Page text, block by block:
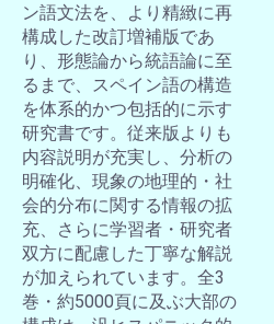
ン語文法を、より精緻に再
構成した改訂増補版であ
り、形態論から統語論に至
るまで、スペイン語の構造
を体系的かつ包括的に示す
研究書です。従来版よりも
内容説明が充実し、分析の
明確化、現象の地理的・社
会的分布に関する情報の拡
充、さらに学習者・研究者
双方に配慮した丁寧な解説
が加えられています。全3
巻・約5000頁に及ぶ大部の